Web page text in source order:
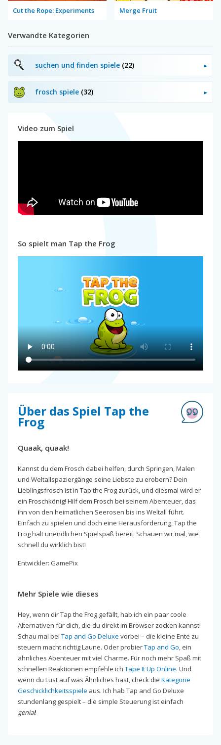
Cut the Rope: Experiments Merge Fruit
Verwandte Kategorien
suchen und finden spiele (22)
frosch spiele (32)
Video zum Spiel
So spielt man Tap the Frog
Über das Spiel Tap the
Frog
Quaak, quaak!
Kannst du dem Frosch dabei helfen, durch Springen, Malen
und Weltallspaziergänge seine Liebste zu erobern? Dein
Lieblingsfrosch ist in Tap the Frog zurück, und diesmal wird er
ein Froschkönig! Hilf dem Frosch bei seinem Abenteuer, das
ihn von den heimatlichen Seerosen bis ins Weltall führt.
Einfach zu spielen und doch eine Herausforderung, Tap the
Frog hält unendlichen Spielspaß bereit. Schauen wir mal, wie
schnell du wirklich bist!
Entwickler: GamePix
Mehr Spiele wie dieses
Hey, wenn dir Tap the Frog gefällt, hab ich ein paar coole
Alternativen für dich, die du direkt im Browser zocken kannst!
Schau mal bei Tap and Go Deluxe vorbei – die kleine Ente zu
steuern macht richtig Laune. Oder probierTap and Go, ein
ähnliches Abenteuer mit viel Charme. Für noch mehr Spaß mit
schnellen Reaktionen empfehle ich Tape It Up Online. Und
wenn du Lust auf was Ähnliches hast, check die Kategorie
Geschicklichkeitsspiele aus. Ich hab Tap and Go Deluxe
stundenlang gespielt – die simple Steuerung ist einfach
genial!